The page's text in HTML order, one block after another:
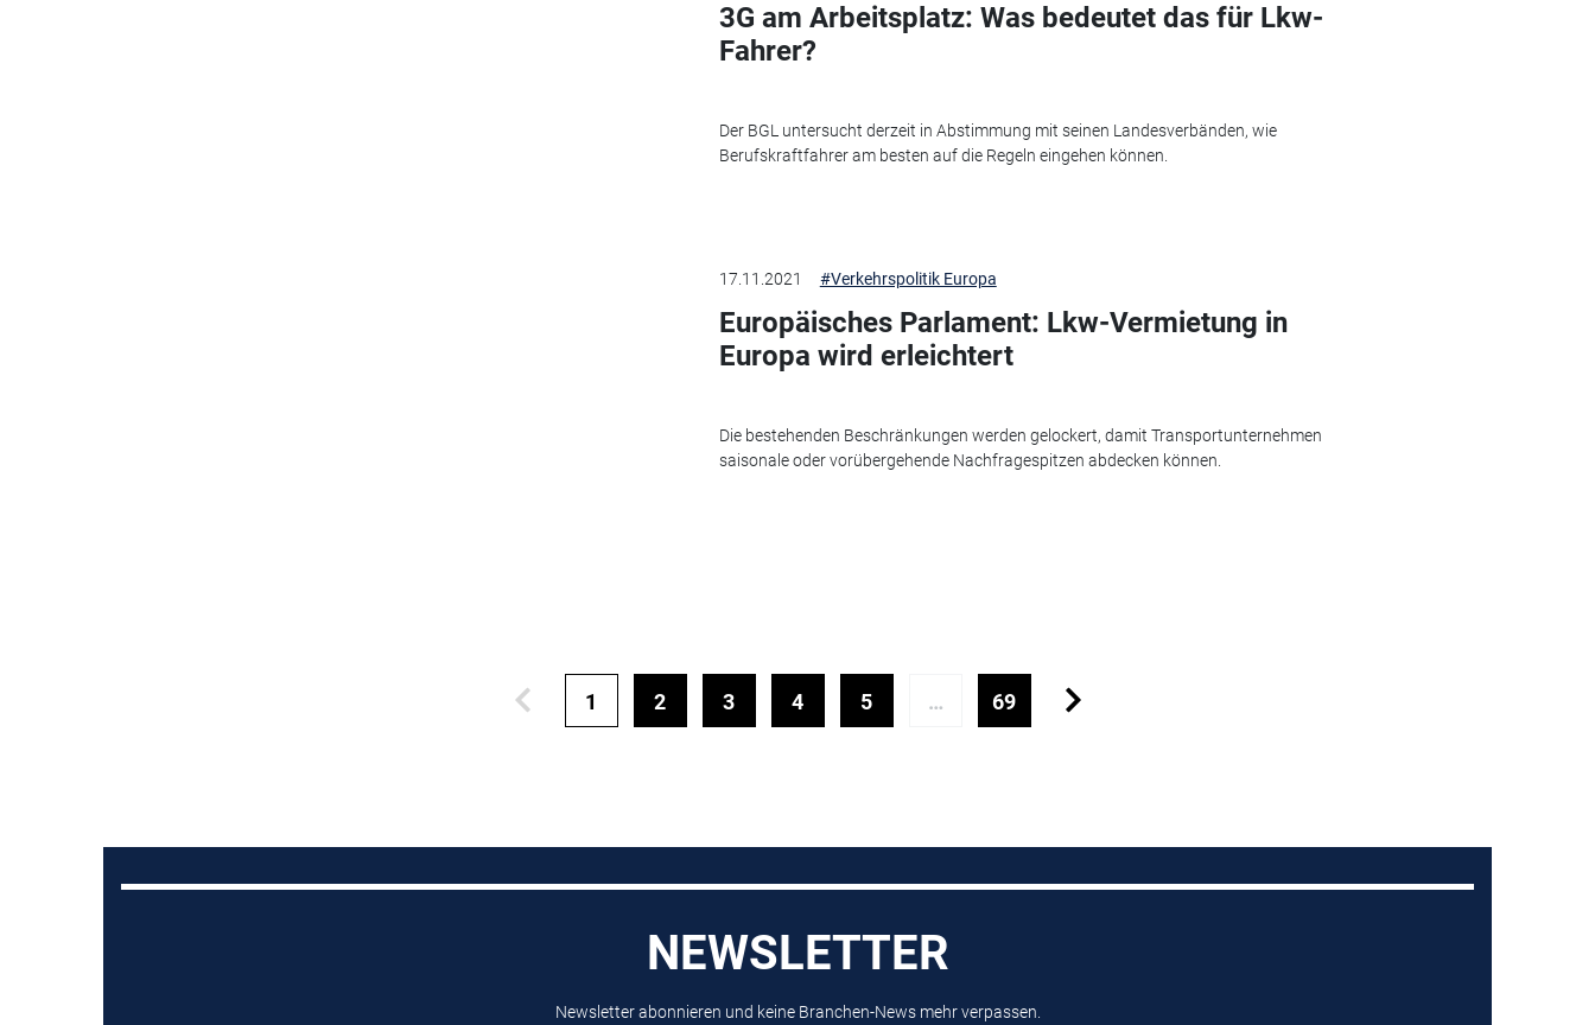
3G am Arbeitsplatz: Was bedeutet das für Lkw-
Fahrer?
Der BGL untersucht derzeit in Abstimmung mit seinen Landesverbänden, wie
Berufskraftfahrer am besten auf die Regeln eingehen können.
17.11.2021 #Verkehrspolitik Europa
Europäisches Parlament: Lkw-Vermietung in
Europa wird erleichtert
Die bestehenden Beschränkungen werden gelockert, damit Transportunternehmen
saisonale oder vorübergehende Nachfragespitzen abdecken können.
1 2 3 4 5 … 69
NEWSLETTER
Newsletter abonnieren und keine Branchen-News mehr verpassen.